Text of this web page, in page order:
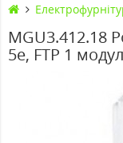
MGU3.412.18
5е, FTP 1